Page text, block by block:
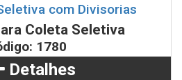
com suporte 65 litros
com suporte 92 litros
com Divisorias
Coleta Seletiva
1780
Detalhes